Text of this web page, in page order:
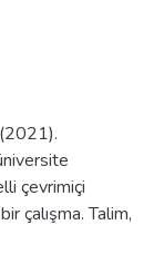
çevrimiçi
çalışma. Talim,